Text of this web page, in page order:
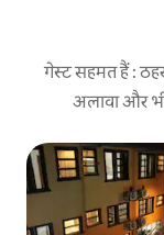
गेस्ट सहमत हैं :
अलावा और